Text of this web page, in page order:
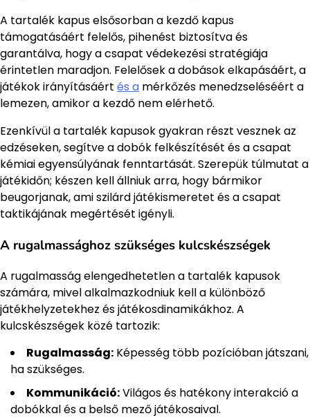
A tartalék kapus elsősorban a kezdő kapus
támogatásáért felelős, pihenést biztosítva és
garantálva, hogy a csapat védekezési stratégiája
érintetlen maradjon. Felelősek a dobások elkapásáért, a
játékok irányításáért és a mérkőzés menedzseléséért a
lemezen, amikor a kezdő nem elérhető.
Ezenkívül a tartalék kapusok gyakran részt vesznek az
edzéseken, segítve a dobók felkészítését és a csapat
kémiai egyensúlyának fenntartását. Szerepük túlmutat a
játékidőn; készen kell állniuk arra, hogy bármikor
beugorjanak, ami szilárd játékismeretet és a csapat
taktikájának megértését igényli.
A rugalmassághoz szükséges kulcskészségek
A rugalmasság elengedhetetlen a tartalék kapusok
számára, mivel alkalmazkodniuk kell a különböző
játékhelyzetekhez és játékosdinamikákhoz. A
kulcskészségek közé tartozik:
Rugalmasság: Képesség több pozícióban játszani,
ha szükséges.
Kommunikáció:Világos és hatékony interakció a
dobókkal és a belső mező játékosaival.